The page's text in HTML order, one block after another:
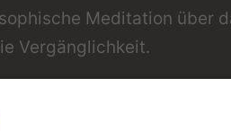
Meditation über
Vergänglichkeit.